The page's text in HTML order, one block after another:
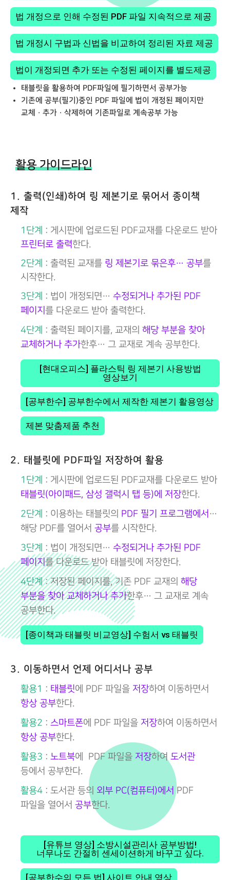
법 개정으로 인해 수정된 PDF 파일 지속적으로 제공
법 개정시 구법과 신법을 비교하여 정리된 자료 제공
법이 개정되면 추가 또는 수정된 페이지를 별도제공
태블릿을 활용하여 PDF파일에 필기하면서 공부가능
기존에 공부(필기)중인 PDF 파일에 법이 개정된 페이지만
교체 · 추가 · 삭제하여 기존파일로 계속공부 가능
활용 가이드라인
1. 출력(인쇄)하여 링 제본기로 묶어서 종이책
제작
1단계
: 게시판에 업로드된 PDF교재를 다운로드 받아
프린터로 출력한다.
2단계
: 출력된 교재를 링 제본기로 묶은후… 공부를
시작한다.
3단계
: 법이 개정되면… 수정되거나 추가된 PDF
페이지 를 다운로드 받아 출력한다.
4단계
: 출력된 페이지를, 교재의 해당 부분을 찾아
교체하거나 추가한후… 그 교재로 계속 공부한다.
[현대오피스] 플라스틱 링 제본기 사용방법
영상보기
[공부한수] 공부한수에서 제작한 제본기 활용영상
제본 맞춤제품 추천
2. 태블릿에 PDF파일 저장하여 활용
1단계
: 게시판에 업로드된 PDF교재를 다운로드 받아
태블릿(아이패드, 삼성 갤럭시 탭 등)에 저장한다.
2단계
: 이용하는 태블릿의 PDF 필기 프로그램에서 …
해당 PDF를 열어서 공부를 시작한다.
3단계
: 법이 개정되면… 수정되거나 추가된 PDF
페이지를 다운로드 받아 태블릿에 저장한다.
4단계: 저장된 페이지를, 기존 PDF 교재의 해당
부분을 찾아 교체하거나 추가한후… 그 교재로 계속
공부한다.
[종이책과 태블릿 비교영상] 수험서 vs 태블릿
3. 이동하면서 언제 어디서나 공부
활용1 : 태블릿에 PDF 파일을 저장하여 이동하면서
항상 공부한다.
활용2 : 스마트폰에 PDF 파일을 저장하여 이동하면서
항상 공부한다.
활용3 : 노트북에 PDF 파일을 저장하여 도서관
등에서 공부한다.
활용4 : 도서관 등의 외부 PC(컴퓨터)에서 PDF
파일을 열어서 공부한다.
[유튜브 영상] 소방시설관리사 공부방법!
너무나도 간절히 센세이션하게 바꾸고 싶다.
[공부한수의 모든 법] 사이트 안내 영상